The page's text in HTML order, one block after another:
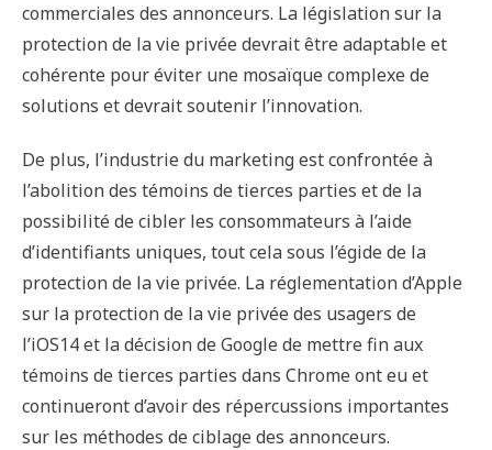
commerciales des annonceurs. La législation sur la
protection de la vie privée devrait être adaptable et
cohérente pour éviter une mosaïque complexe de
solutions et devrait soutenir l’innovation.
De plus, l’industrie du marketing est confrontée à
l’abolition des témoins de tierces parties et de la
possibilité de cibler les consommateurs à l’aide
d’identifiants uniques, tout cela sous l’égide de la
protection de la vie privée. La réglementation d’Apple
sur la protection de la vie privée des usagers de
l’iOS14 et la décision de Google de mettre fin aux
témoins de tierces parties dans Chrome ont eu et
continueront d’avoir des répercussions importantes
sur les méthodes de ciblage des annonceurs.